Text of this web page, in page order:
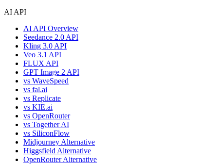
AI API
AI API Overview
Seedance 2.0 API
Kling 3.0 API
Veo 3.1 API
FLUX API
GPT Image 2 API
vs WaveSpeed
vs fal.ai
vs Replicate
vs KIE.ai
vs OpenRouter
vs Together AI
vs SiliconFlow
Midjourney Alternative
Higgsfield Alternative
OpenRouter Alternative